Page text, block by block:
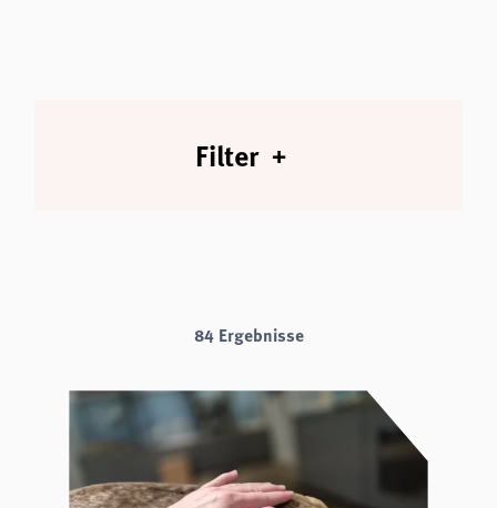
Filter
84 Ergebnisse